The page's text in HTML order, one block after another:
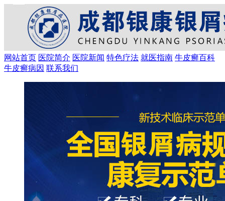
网站首页 医院简介 医院新闻 特色疗法 就医指南 牛皮癣百科
牛皮癣病因 联系我们